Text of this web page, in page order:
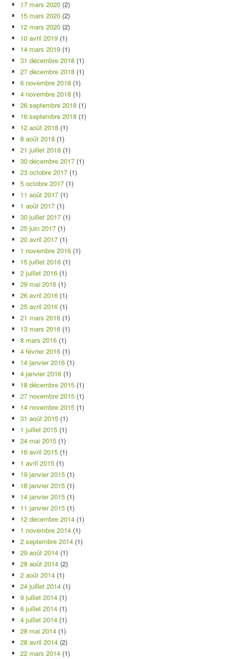
17 mars 2020 (2)
15 mars 2020 (2)
12 mars 2020 (2)
10 avril 2019 (1)
14 mars 2019 (1)
31 décembre 2018 (1)
27 décembre 2018 (1)
6 novembre 2018 (1)
4 novembre 2018 (1)
26 septembre 2018 (1)
16 septembre 2018 (1)
12 août 2018 (1)
8 août 2018 (1)
21 juillet 2018 (1)
30 décembre 2017 (1)
23 octobre 2017 (1)
5 octobre 2017 (1)
11 août 2017 (1)
1 août 2017 (1)
30 juillet 2017 (1)
25 juin 2017 (1)
20 avril 2017 (1)
1 novembre 2016 (1)
15 juillet 2016 (1)
2 juillet 2016 (1)
29 mai 2016 (1)
26 avril 2016 (1)
25 avril 2016 (1)
21 mars 2016 (1)
13 mars 2016 (1)
8 mars 2016 (1)
4 février 2016 (1)
14 janvier 2016 (1)
4 janvier 2016 (1)
18 décembre 2015 (1)
27 novembre 2015 (1)
14 novembre 2015 (1)
31 août 2015 (1)
1 juillet 2015 (1)
24 mai 2015 (1)
16 avril 2015 (1)
1 avril 2015 (1)
19 janvier 2015 (1)
18 janvier 2015 (1)
14 janvier 2015 (1)
11 janvier 2015 (1)
12 décembre 2014 (1)
1 novembre 2014 (1)
2 septembre 2014 (1)
29 août 2014 (1)
28 août 2014 (2)
2 août 2014 (1)
24 juillet 2014 (1)
9 juillet 2014 (1)
6 juillet 2014 (1)
4 juillet 2014 (1)
28 mai 2014 (1)
28 avril 2014 (2)
22 mars 2014 (1)